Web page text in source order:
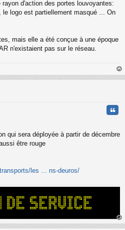
d'action des portes louvoyantes:
logo est partiellement masqué ... On
mais elle a été conçue à une époque
n'existaient pas sur le réseau.
au
qui sera déployée à partir de décembre
être rouge
les ... ns-deuros/
au